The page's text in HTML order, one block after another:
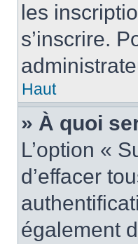
les
s’inscrire.
Haut
» À quoi
L’option «
d’effacer
également